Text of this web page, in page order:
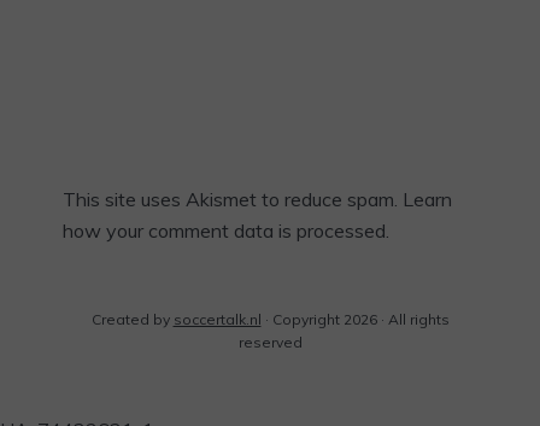
This site uses Akismet to reduce spam. Learn
how your comment data is processed.
Created by soccertalk.nl · Copyright 2026 · All rights
reserved